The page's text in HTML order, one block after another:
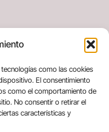
como las cookies
El consentimiento
como el comportamiento de
No consentir o retirar el
características y